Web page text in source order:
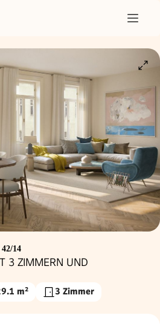
42/14
3 ZIMMERN UND
m² 3 Zimmer